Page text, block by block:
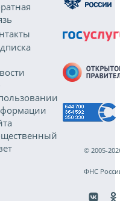
© 2005-
ФНС